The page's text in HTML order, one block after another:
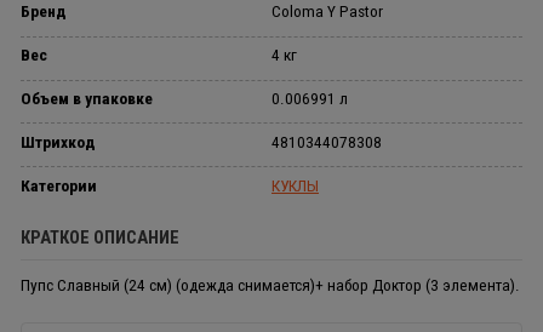
Бренд Coloma Y Pastor
Вес 4 кг
Объем в упаковке 0.006991 л
Штрихкод 4810344078308
Категории КУКЛЫ
КРАТКОЕ ОПИСАНИЕ
Пупс Славный (24 см) (одежда снимается)+ набор Доктор (3 элемента).